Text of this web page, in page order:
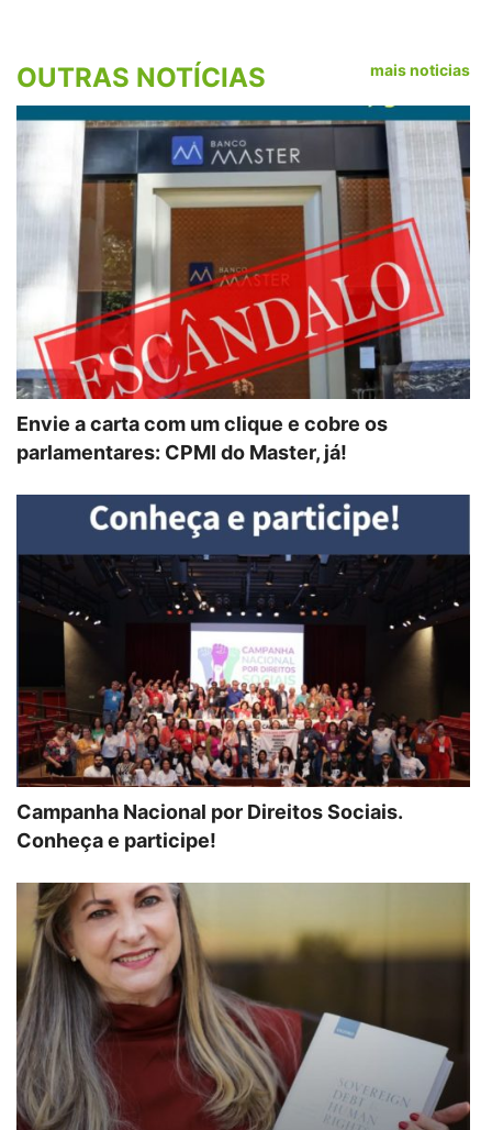
OUTRAS NOTÍCIAS mais noticias
Envie a carta com um clique e cobre os
parlamentares: CPMI do Master, já!
Campanha Nacional por Direitos Sociais.
Conheça e participe!